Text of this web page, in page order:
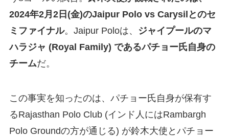
2024年2月2日(金)のJaipur Polo vs Carysilとのセ
ミファイナル。Jaipur Poloは、
ジャイプールのマ
ハラジャ (Royal Family) であるパチョー氏自身の
チームだ。
この事実を知ったのは、パチョー氏自身が保有す
るRajasthan Polo Club (インド人にはRambargh
Polo Groundの方が通じる) が鈴木大使とパチョー